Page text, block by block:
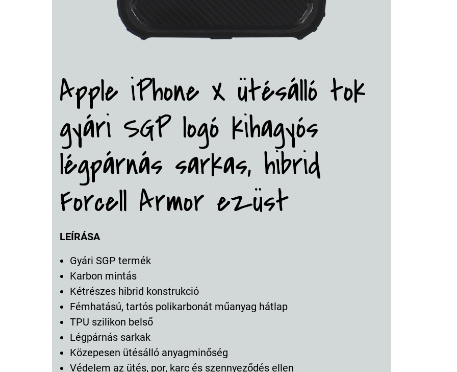
Apple iPhone X ütésálló tok
gyári SGP logó kihagyós
légpárnás sarkas, hibrid
Forcell Armor ezüst
LEÍRÁSA
Gyári SGP termék
Karbon mintás
Kétrészes hibrid konstrukció
Fémhatású, tartós polikarbonát műanyag hátlap
TPU szilikon belső
Légpárnás sarkak
Közepesen ütésálló anyagminőség
Védelem az ütés, por, karc és szennyeződés ellen